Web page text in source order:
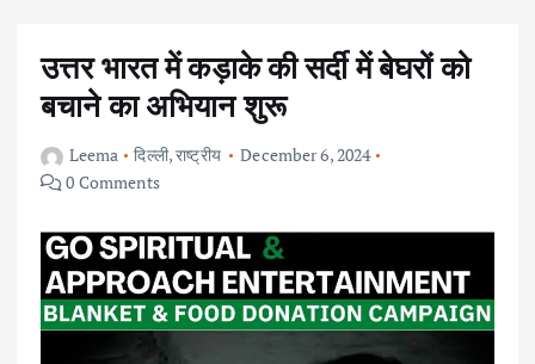
उत्तर भारत में कड़ाके की सर्दी में बेघरों को
बचाने का अभियान शुरू
Leema दिल्ली,राष्ट्रीय
December 6, 2024
0 Comments